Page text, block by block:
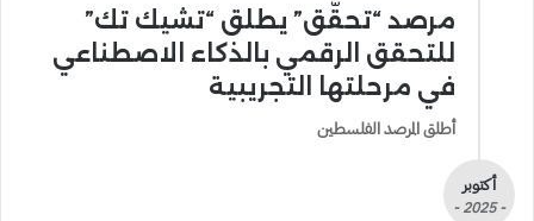
مرصد “تحقّق” يطلق “تشيك تك”
للتحقق الرقمي بالذكاء الاصطناعي
في مرحلتها التجريبية
أطلق المرصد الفلسطين
أكتوبر
- 2025 -